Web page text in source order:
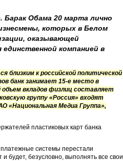
Барак Обама 20 марта лично
которых в Белом
оказывающей
компанией в
близким к российской политической
банк занимает 15-е место в
вкладов физлиц составляет
группу «Россия» входят
«Национальная Медиа Группа»,
пластиковых карт банка
системы перестали
будет, безусловно, выполнять все свои